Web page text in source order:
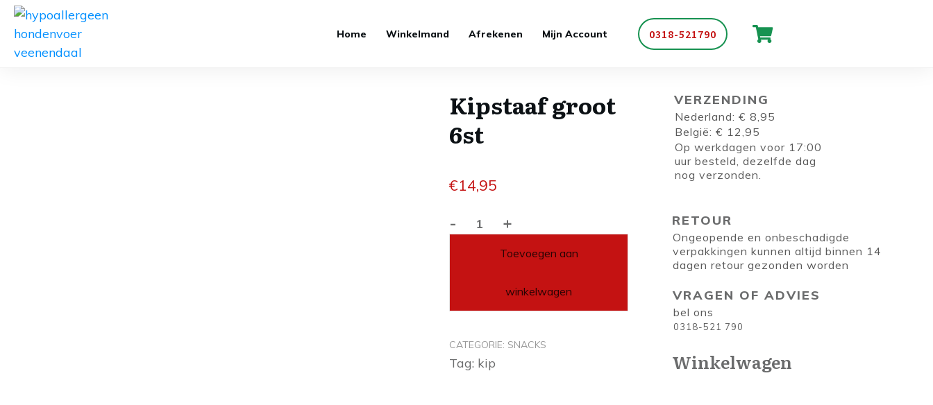
Home Winkelmand Afrekenen Mijn Account 0318-521790
Kipstaaf groot
6st
€14,95
-
Kipstaaf +
Toevoegen aan
winkelwagen
CATEGORIE: SNACKS
Tag: kip
VERZENDING
Nederland: € 8,95
België: € 12,95
Op werkdagen voor 17:00
uur besteld, dezelfde dag
nog verzonden.
RETOUR
Ongeopende en onbeschadigde
verpakkingen kunnen altijd binnen 14
dagen retour gezonden worden
VRAGEN OF ADVIES
bel ons
0318-521 790
Winkelwagen